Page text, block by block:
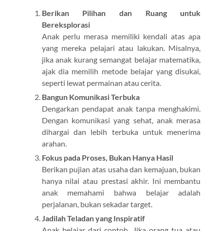
Berikan Pilihan dan Ruang untuk
Bereksplorasi
Anak perlu merasa memiliki kendali atas apa
yang mereka pelajari atau lakukan. Misalnya,
jika anak kurang semangat belajar matematika,
ajak dia memilih metode belajar yang disukai,
seperti lewat permainan atau cerita.
Bangun Komunikasi Terbuka
Dengarkan pendapat anak tanpa menghakimi.
Dengan komunikasi yang sehat, anak merasa
dihargai dan lebih terbuka untuk menerima
arahan.
Fokus pada Proses, Bukan Hanya Hasil
Berikan pujian atas usaha dan kemajuan, bukan
hanya nilai atau prestasi akhir. Ini membantu
anak memahami bahwa belajar adalah
perjalanan, bukan sekadar target.
Jadilah Teladan yang Inspiratif